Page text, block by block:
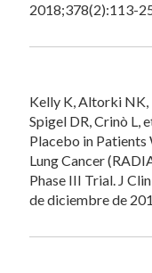
2018;378(2):113-
Kelly K, Altorki NK,
Spigel DR, Crinò L,
Placebo in
Lung Cancer
Phase III Trial. J
de diciembre de